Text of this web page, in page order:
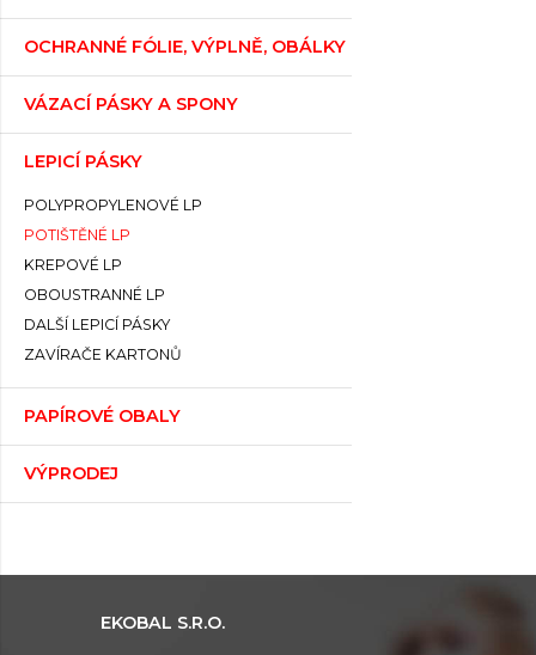
OCHRANNÉ FÓLIE, VÝPLNĚ, OBÁLKY
VÁZACÍ PÁSKY A SPONY
LEPICÍ PÁSKY
POLYPROPYLENOVÉ LP
POTIŠTĚNÉ LP
KREPOVÉ LP
OBOUSTRANNÉ LP
DALŠÍ LEPICÍ PÁSKY
ZAVÍRAČE KARTONŮ
PAPÍROVÉ OBALY
VÝPRODEJ
EKOBAL S.R.O.